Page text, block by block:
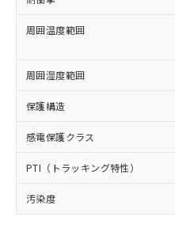
周囲温度範囲
周囲湿度範囲
保護構造
感電保護クラス
PTI（トラッキング特性）
汚染度
マイパーツ機
ビス）をご利
メンバーズに
お客様が当ウ
登録された部
および当社の
品・サービスに
引・商談に必
をご了承くださ
※当社の共同
用者の範囲」
部品在庫の切り替
月が前後することが
※3 非含有証明書
下記の非含有証明
とができます。
EU RoHS指令（10物
51物質の非含有証
※本証明書は発行日
「10」：通常の使
質が外部に漏えいし
及ぼさない年数を意
「－」：未確認で
い合わせください。
販売先および
法に輸出する
り引きをいた
白
受注生産
情報を公